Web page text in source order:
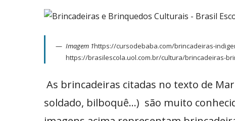
Imagem 1https://cursodebaba.com/brincadeiras-
https://brasilescola.uol.com.br/cultura/brincadeiras-
As brincadeiras citadas no texto de
soldado, bilboquê…) são muito